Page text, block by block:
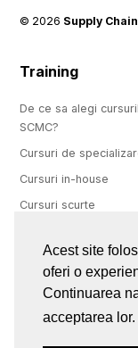
Acest site
oferi o
Continuarea
acceptarea lor.
© 2026 Supply
Training
De ce sa alegi
SCMC?
Cursuri de
Cursuri in-house
Cursuri scurte
Aplicatii
Inscrie-te acum
Acces cursanti